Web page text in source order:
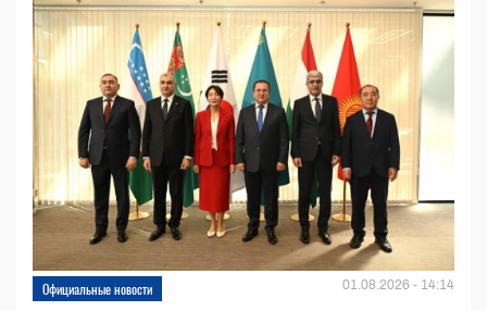
Официальные новости 01.08.2026 - 14:14